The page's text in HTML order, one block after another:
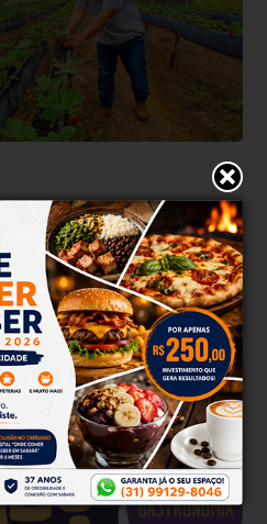
para
de Aquisição de
executados recursos de
pública de compra e doação
familiar